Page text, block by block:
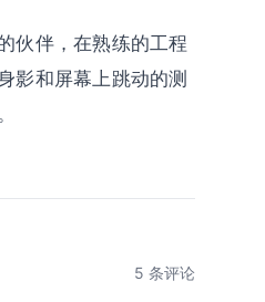
伙伴，在熟练的工程
影和屏幕上跳动的测
5 条评论